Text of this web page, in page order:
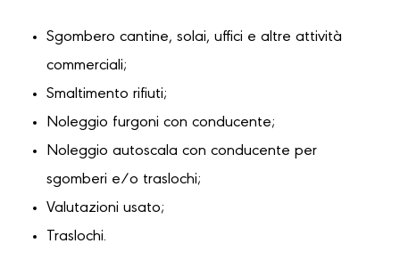
Sgombero cantine, solai, uffici e altre attività
commerciali;
Smaltimento rifiuti;
Noleggio furgoni con conducente;
Noleggio autoscala con conducente per
sgomberi e/o traslochi;
Valutazioni usato;
Traslochi.